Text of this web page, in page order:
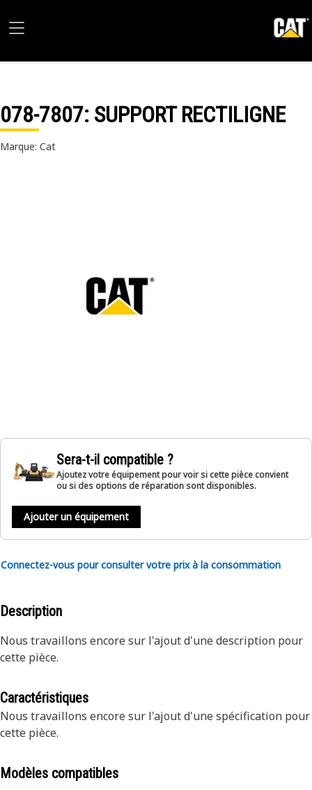
078-7807: SUPPORT RECTILIGNE
Marque: Cat
Sera-t-il compatible ?
Ajoutez votre équipement pour voir si cette pièce convient
ou si des options de réparation sont disponibles.
Ajouter un équipement
Connectez-vous pour consulter votre prix à la consommation
Description
Nous travaillons encore sur l'ajout d'une description pour
cette pièce.
Caractéristiques
Nous travaillons encore sur l'ajout d'une spécification pour
cette pièce.
Modèles compatibles